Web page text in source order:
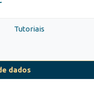
Tutoriais
dados